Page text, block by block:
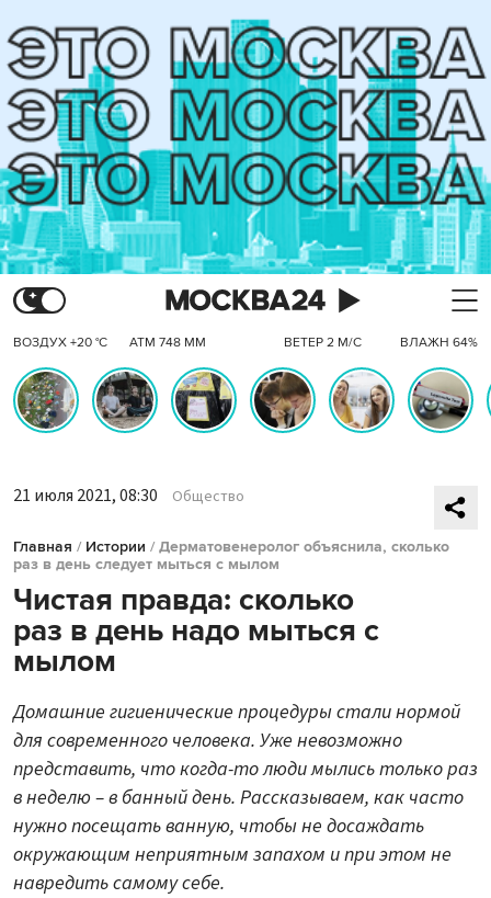
ВОЗДУХ +20 °C АТМ 748 ММ ВЕТЕР 2 М/С ВЛАЖН 64%
21 июля 2021, 08:30 Общество
Главная / Истории /Дерматовенеролог объяснила, сколько
раз в день следует мыться с мылом
Чистая правда: сколько
раз в день надо мыться с
мылом
Домашние гигиенические процедуры стали нормой
для современного человека. Уже невозможно
представить, что когда-то люди мылись только раз
в неделю – в банный день. Рассказываем, как часто
нужно посещать ванную, чтобы не досаждать
окружающим неприятным запахом и при этом не
навредить самому себе.